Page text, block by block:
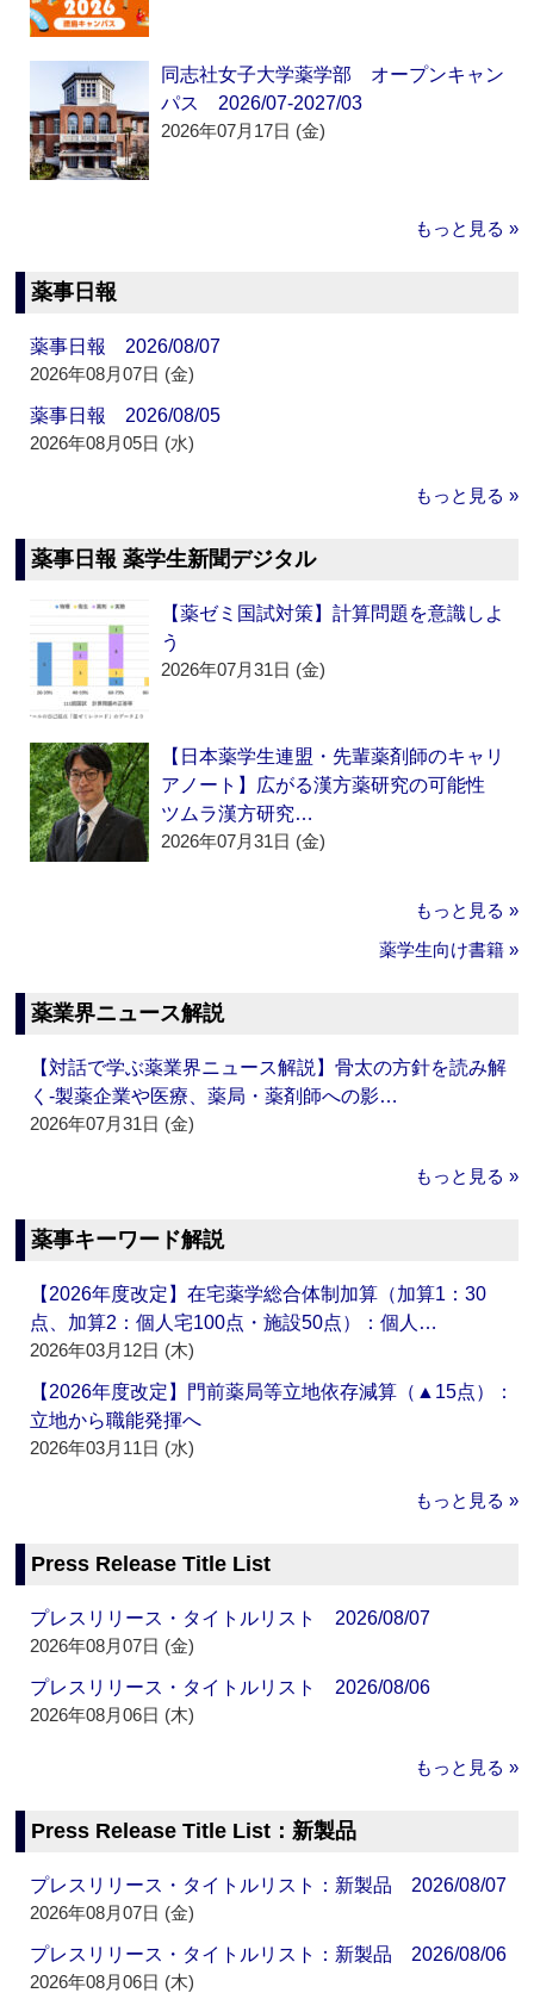
同志社女子大学薬学部 オープンキャン
パス 2026/07-2027/03
2026年07月17日 (金)
もっと見る »
薬事日報
薬事日報 2026/08/07
2026年08月07日 (金)
薬事日報 2026/08/05
2026年08月05日 (水)
もっと見る »
薬事日報 薬学生新聞デジタル
【薬ゼミ国試対策】計算問題を意識しよ
う
2026年07月31日 (金)
【日本薬学生連盟・先輩薬剤師のキャリ
アノート】広がる漢方薬研究の可能性
ツムラ漢方研究…
2026年07月31日 (金)
もっと見る »
薬学生向け書籍 »
薬業界ニュース解説
【対話で学ぶ薬業界ニュース解説】骨太の方針を読み解
く‐製薬企業や医療、薬局・薬剤師への影…
2026年07月31日 (金)
もっと見る »
薬事キーワード解説
【2026年度改定】在宅薬学総合体制加算（加算1：30
点、加算2：個人宅100点・施設50点）：個人…
2026年03月12日 (木)
【2026年度改定】門前薬局等立地依存減算（▲15点）：
立地から職能発揮へ
2026年03月11日 (水)
もっと見る »
Press Release Title List
プレスリリース・タイトルリスト 2026/08/07
2026年08月07日 (金)
プレスリリース・タイトルリスト 2026/08/06
2026年08月06日 (木)
もっと見る »
Press Release Title List：新製品
プレスリリース・タイトルリスト：新製品 2026/08/07
2026年08月07日 (金)
プレスリリース・タイトルリスト：新製品 2026/08/06
2026年08月06日 (木)